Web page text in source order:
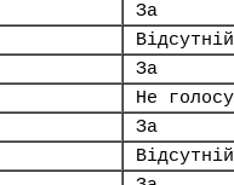
За
Відсутній
За
Не
За
Відсутній